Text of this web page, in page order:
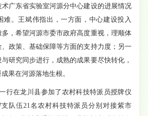
广东省实验室河源分中心建设的进展情况
难。王斌伟指出，一方面，中心建设投入
，希望河源市委市政府高度重视，理顺体
政策、基础保障等方面的支持力度；另一
研究同步进行，成熟的成果要尽快转化，
果在河源落地生根。
行在龙川县参加了农村科技特派员授牌仪
队伍21名农村科技特派员分别对接紫市